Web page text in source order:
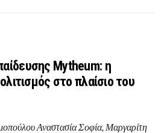
Mytheum: η
στο πλαίσιο του
Αναστασία Σοφία, Μαργαρίτη